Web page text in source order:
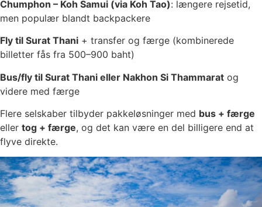
Chumphon – Koh Samui (via Koh Tao): længere rejsetid,
men populær blandt backpackere
Fly til Surat Thani + transfer og færge (kombinerede
billetter fås fra 500–900 baht)
Bus/fly til Surat Thani eller Nakhon Si Thammarat og
videre med færge
Flere selskaber tilbyder pakkeløsninger med bus + færge
eller tog + færge, og det kan være en del billigere end at
flyve direkte.